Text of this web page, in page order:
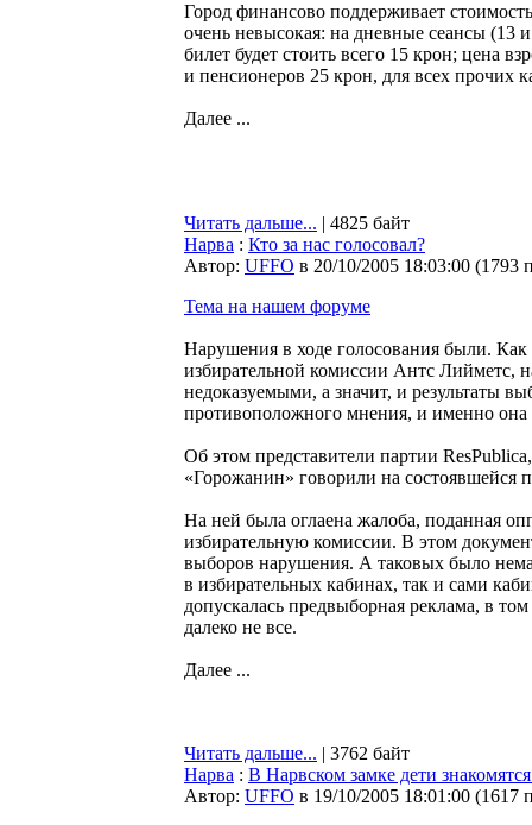
Город финансово поддерживает
очень невысокая: на дневные сеансы (13
билет будет стоить всего 15 крон; цена
и пенсионеров 25 крон, для всех прочих
Далее ...
Читать дальше... | 4825 байт
Нарва : Кто за нас голосовал?
Автор: UFFO в 20/10/2005 18:03:00 (1793
Тема на нашем форуме
Нарушения в ходе голосования были. Как
избирательной комиссии Антс Лийметс,
недоказуемыми, а значит, и результаты
противоположного мнения, и именно она
Об этом представители партии
«Горожанин» говорили на состоявшейся
На ней была оглаена жалоба, поданная
избирательную комиссии. В этом
выборов нарушения. А таковых было
в избирательных кабинах, так и сами
допускалась предвыборная реклама, в
далеко не все.
Далее ...
Читать дальше... | 3762 байт
Нарва : В Нарвском замке дети
Автор: UFFO в 19/10/2005 18:01:00 (1617